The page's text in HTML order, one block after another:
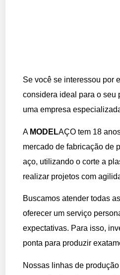
Se você se interessou por
considera ideal para o seu
uma empresa
A MODELAÇO tem 18
mercado de fabricação de
aço, utilizando o corte a
realizar projetos com
Buscamos atender todas
oferecer um serviço
expectativas. Para isso,
ponta para produzir
Nossas linhas de